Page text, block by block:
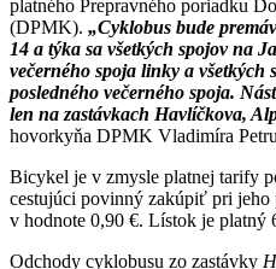
platného Prepravného poriadku
(DPMK). „Cyklobus bude
14 a týka sa všetkých spojov na
večerného spoja linky a všetkých
posledného večerného spoja.
len na zastávkach Havlíčkova,
hovorkyňa DPMK Vladimíra
Bicykel je v zmysle platnej tarify
cestujúci povinný zakúpiť pri jeho
v hodnote 0,90 €. Lístok je platný
Odchody cyklobusu zo zastávky